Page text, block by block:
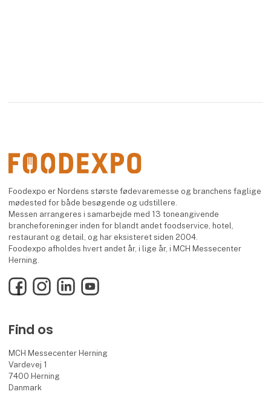
Foodexpo er Nordens største fødevaremesse og branchens faglige
mødested for både besøgende og udstillere.
Messen arrangeres i samarbejde med 13 toneangivende
brancheforeninger inden for blandt andet foodservice, hotel,
restaurant og detail, og har eksisteret siden 2004.
Foodexpo afholdes hvert andet år, i lige år, i MCH Messecenter
Herning.
FacebookInstagramLinkedInYouTube
Find os
MCH Messecenter Herning
Vardevej 1
7400 Herning
Danmark